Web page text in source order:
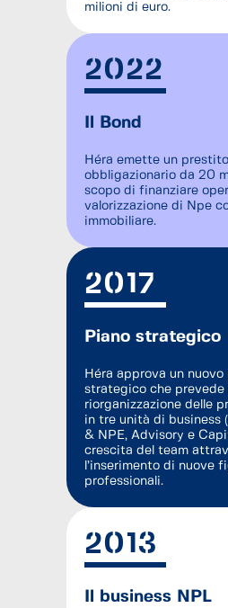
milioni di euro.
2017
Piano strategico
Héra approva un nuovo
strategico che prevede
riorganizzazione delle
in tre unità di business
& NPE, Advisory e
crescita del team
l’inserimento di nuove
professionali.
2022
Il Bond
Héra emette un prestito
obbligazionario da 20
scopo di finanziare
valorizzazione di Npe
immobiliare.
2013
Il business NPL